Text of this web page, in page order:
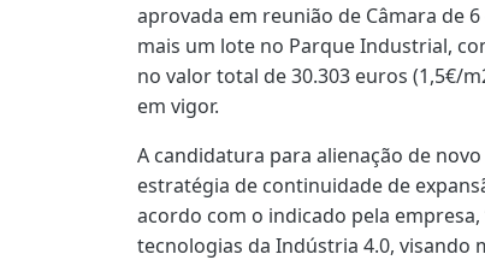
aprovada em reunião de Câmara de
mais um lote no Parque Industrial,
no valor total de 30.303 euros (1,5€/
em vigor.
A candidatura para alienação de
estratégia de continuidade de
acordo com o indicado pela
tecnologias da Indústria 4.0, visando